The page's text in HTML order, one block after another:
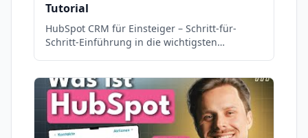
Tutorial
HubSpot CRM für Einsteiger – Schritt-für-
Schritt-Einführung in die wichtigsten